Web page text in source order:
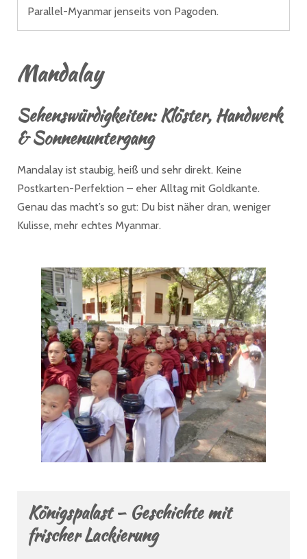
Parallel-Myanmar jenseits von Pagoden.
Mandalay
Sehenswürdigkeiten: Klöster, Handwerk
& Sonnenuntergang
Mandalay ist staubig, heiß und sehr direkt. Keine
Postkarten-Perfektion – eher Alltag mit Goldkante.
Genau das macht’s so gut: Du bist näher dran, weniger
Kulisse, mehr echtes Myanmar.
Königspalast – Geschichte mit
frischer Lackierung